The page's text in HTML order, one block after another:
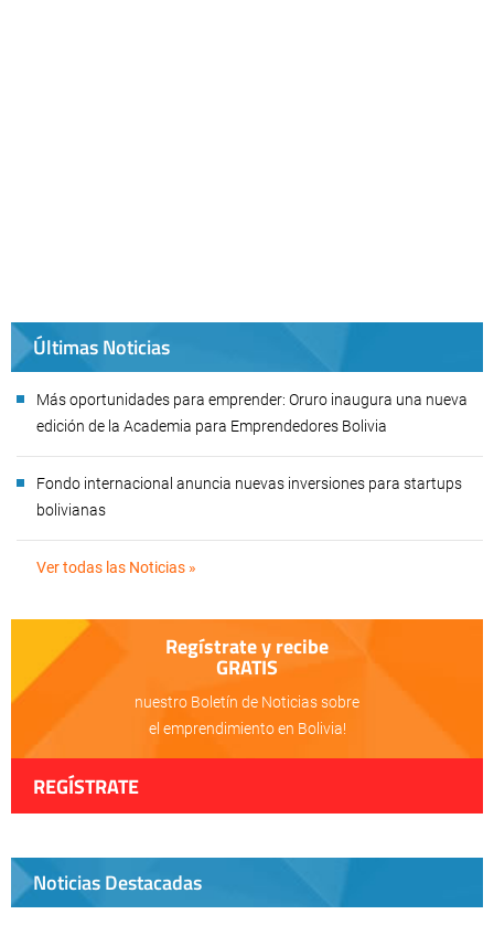
Últimas Noticias
Más oportunidades para emprender: Oruro inaugura una nueva
edición de la Academia para Emprendedores Bolivia
Fondo internacional anuncia nuevas inversiones para startups
bolivianas
Ver todas las Noticias »
Regístrate y recibe
GRATIS
nuestro Boletín de Noticias sobre
el emprendimiento en Bolivia!
REGÍSTRATE
Noticias Destacadas